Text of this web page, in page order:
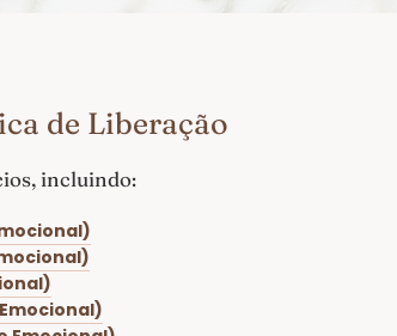
de Liberação
incluindo: